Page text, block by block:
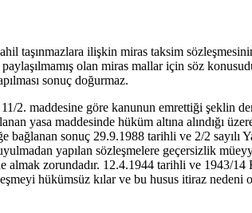
taşınmazlara ilişkin miras taksim
olan miras mallar için söz
sonuç doğurmaz.
maddesine göre kanunun emrettiği şeklin
yasa maddesinde hüküm altına alındığı
sonuç 29.9.1988 tarihli ve 2/2 sayılı
yapılan sözleşmelere geçersizlik
zorundadır. 12.4.1944 tarihli ve 1943/14
hükümsüz kılar ve bu husus itiraz nedeni